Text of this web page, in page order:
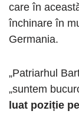
care în
închinare în
Germania.
„Patriarhul
„suntem
luat poziție